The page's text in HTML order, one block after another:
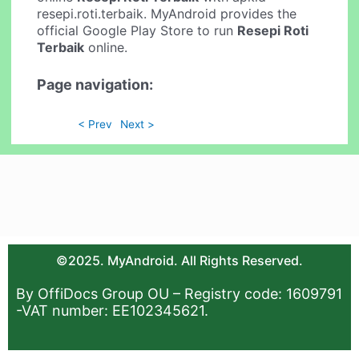
resepi.roti.terbaik. MyAndroid provides the
official Google Play Store to run Resepi Roti
Terbaik online.
Page navigation:
< Prev Next >
©2025. MyAndroid. All Rights Reserved.
By OffiDocs Group OU – Registry code: 1609791
-VAT number: EE102345621.